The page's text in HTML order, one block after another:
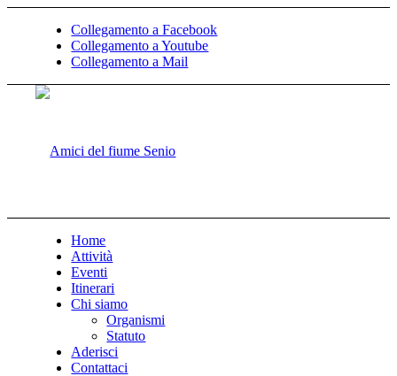
Collegamento a Facebook
Collegamento a Youtube
Collegamento a Mail
Home
Attività
Eventi
Itinerari
Chi siamo
Organismi
Statuto
Aderisci
Contattaci